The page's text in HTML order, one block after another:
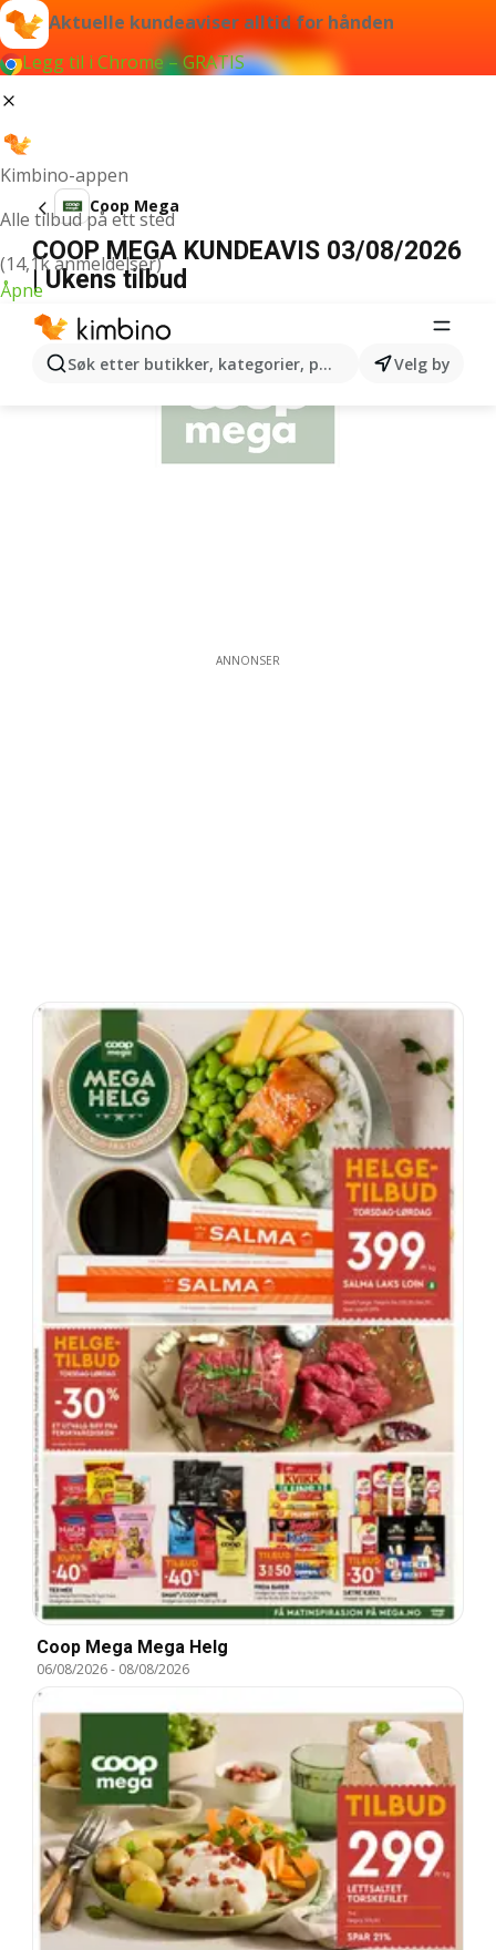
Aktuelle kundeaviser alltid for hånden
Legg til i Chrome – GRATIS
Kimbino-appen
Alle tilbud på ett sted
(14,1k anmeldelser)
Åpne
Søk etter butikker, kategorier, produkter...Velg by
Coop Mega
COOP MEGA KUNDEAVIS 03/08/2026
| Ukens tilbud
ANNONSER
Coop Mega Mega Helg
06/08/2026- 08/08/2026